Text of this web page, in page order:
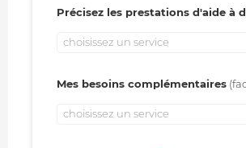
Précisez les prestations d'aide à
choisissez un service
Mes besoins complémentaires
choisissez un service